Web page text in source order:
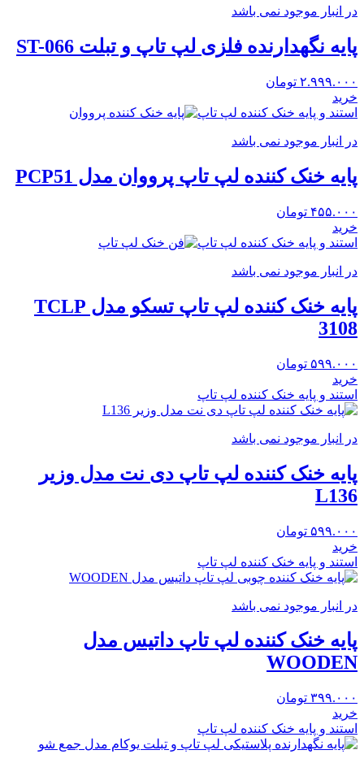
در انبار موجود نمی باشد
پایه نگهدارنده فلزی لپ تاپ و تبلت ST-066
۲.۹۹۹.۰۰۰ تومان
خرید
استند و پایه خنک کننده لپ تاپ
در انبار موجود نمی باشد
پایه خنک کننده لپ تاپ پرووان مدل PCP51
۴۵۵.۰۰۰ تومان
خرید
استند و پایه خنک کننده لپ تاپ
در انبار موجود نمی باشد
پایه خنک کننده لپ تاپ تسکو مدل TCLP
3108
۵۹۹.۰۰۰ تومان
خرید
استند و پایه خنک کننده لپ تاپ
در انبار موجود نمی باشد
پایه خنک کننده لپ تاپ دی نت مدل وزیر
L136
۵۹۹.۰۰۰ تومان
خرید
استند و پایه خنک کننده لپ تاپ
در انبار موجود نمی باشد
پایه خنک کننده لپ تاپ داتیس مدل
WOODEN
۳۹۹.۰۰۰ تومان
خرید
استند و پایه خنک کننده لپ تاپ